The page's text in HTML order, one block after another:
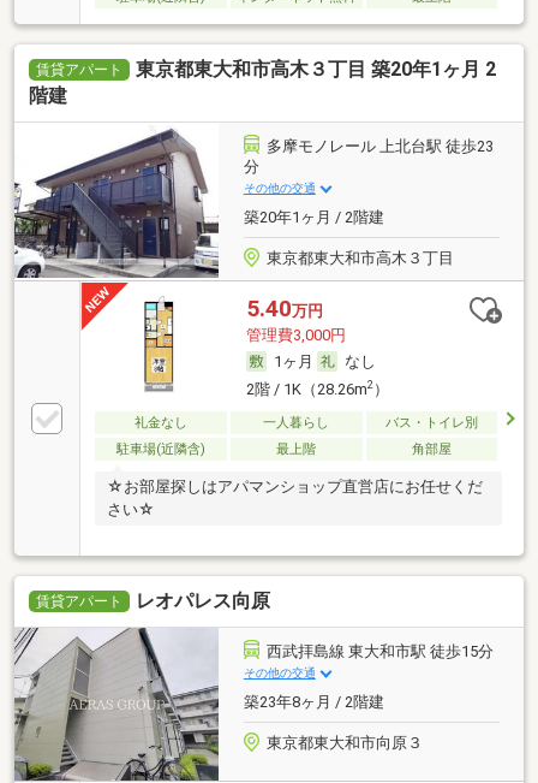
賃貸アパート
東京都東大和市高木３丁目 築20年1ヶ月 2
階建
多摩モノレール 上北台駅 徒歩23
分
その他の交通
築20年1ヶ月 / 2階建
東京都東大和市高木３丁目
5.40万円
管理費3,000円
1ヶ月
なし
2階 / 1K（28.26m2）
礼金なし 一人暮らし
バス・トイレ別
駐車場(近隣含)
最上階 角部屋
☆お部屋探しはアパマンショップ直営店にお任せくだ
さい☆
賃貸アパート レオパレス向原
西武拝島線 東大和市駅 徒歩15分
その他の交通
築23年8ヶ月 / 2階建
東京都東大和市向原３